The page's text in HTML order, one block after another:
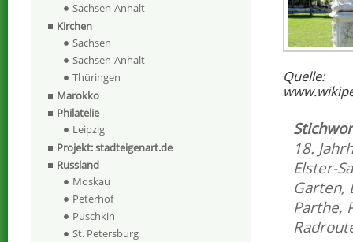
Quelle:
18.
Elster-
Garten,
Parthe,
Sachsen-Anhalt
Kirchen
Sachsen
Sachsen-Anhalt
Thüringen
Marokko
Philatelie
Leipzig
Projekt: stadteigenart.de
Russland
Moskau
Peterhof
Puschkin
St. Petersburg